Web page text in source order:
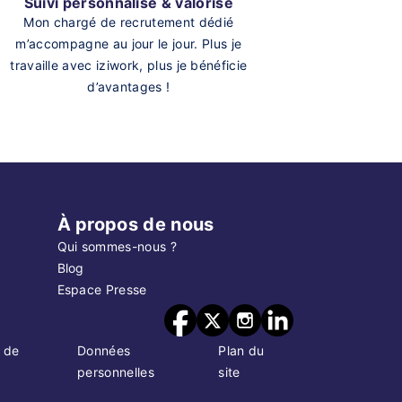
Mon chargé de recrutement dédié
m’accompagne au jour le jour. Plus je
travaille avec iziwork, plus je bénéficie
d’avantages !
À propos de nous
Qui sommes-nous ?
Blog
Espace Presse
de
Données
personnelles
Plan du
site